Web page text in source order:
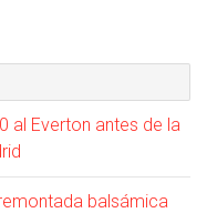
al Everton antes de la
balsámica